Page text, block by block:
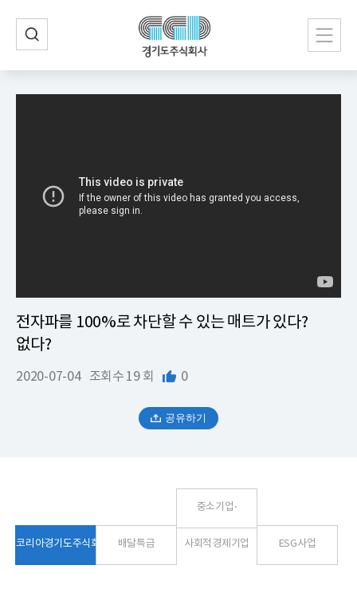
전자파를 100%로 차단할 수 있는 매트가 있다?
없다?
2020-07-04 조회수 19 회 0
공유하기
코리아경기도주식회사 배달특급
중소기업⋅
사회적경제기업 ESG사업